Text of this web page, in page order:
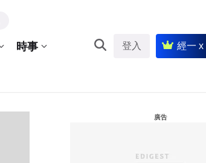
時事 登入 經一 x
廣告